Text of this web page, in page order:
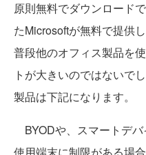
原則無料でダウンロード
たMicrosoftが無料で提供
普段他のオフィス製品を
トが大きいのではないで
製品は下記になります。
BYODや、スマートデ